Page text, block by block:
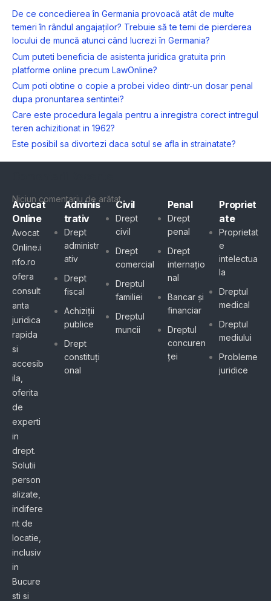
De ce concedierea în Germania provoacă atât de multe
temeri în rândul angajaților? Trebuie să te temi de pierderea
locului de muncă atunci când lucrezi în Germania?
Cum puteti beneficia de asistenta juridica gratuita prin
platforme online precum LawOnline?
Cum poti obtine o copie a probei video dintr-un dosar penal
dupa pronuntarea sentintei?
Care este procedura legala pentru a inregistra corect intregul
teren achizitionat in 1962?
Este posibil sa divortezi daca sotul se afla in strainatate?
Niciun comentariu de arătat.
Avocat
Online
Avocat
Online.i
nfo.ro
ofera
consult
anta
juridica
rapida
si
accesib
ila,
oferita
de
experti
in
drept.
Solutii
person
alizate,
indifere
nt de
locatie,
inclusiv
in
Bucure
sti si
Adminis
trativ
Drept
administr
ativ
Drept
fiscal
Achiziții
publice
Drept
constituți
onal
Civil
Drept
civil
Drept
comercial
Dreptul
familiei
Dreptul
muncii
Penal
Drept
penal
Drept
internațio
nal
Bancar și
financiar
Dreptul
concuren
ței
Propriet
ate
Proprietat
e
intelectua
la
Dreptul
medical
Dreptul
mediului
Probleme
juridice